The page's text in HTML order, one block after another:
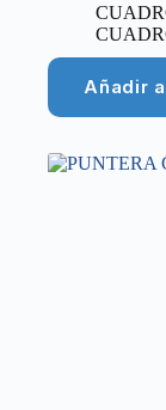
Añadir